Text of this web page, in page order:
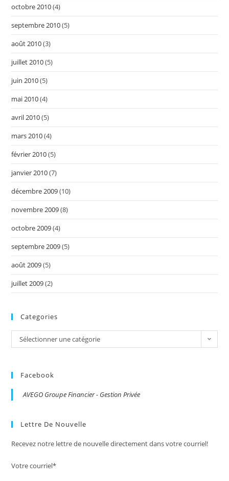
octobre 2010(4)
septembre 2010(5)
août 2010(3)
juillet 2010(5)
juin 2010(5)
mai 2010(4)
avril 2010(5)
mars 2010(4)
février 2010(5)
janvier 2010(7)
décembre 2009(10)
novembre 2009(8)
octobre 2009(4)
septembre 2009(5)
août 2009(5)
juillet 2009(2)
Categories
Categories
Sélectionner une catégorie
Facebook
AVEGO Groupe Financier - Gestion Privée
Lettre De Nouvelle
Recevez notre lettre de nouvelle directement dans votre courriel!
Votre courriel*